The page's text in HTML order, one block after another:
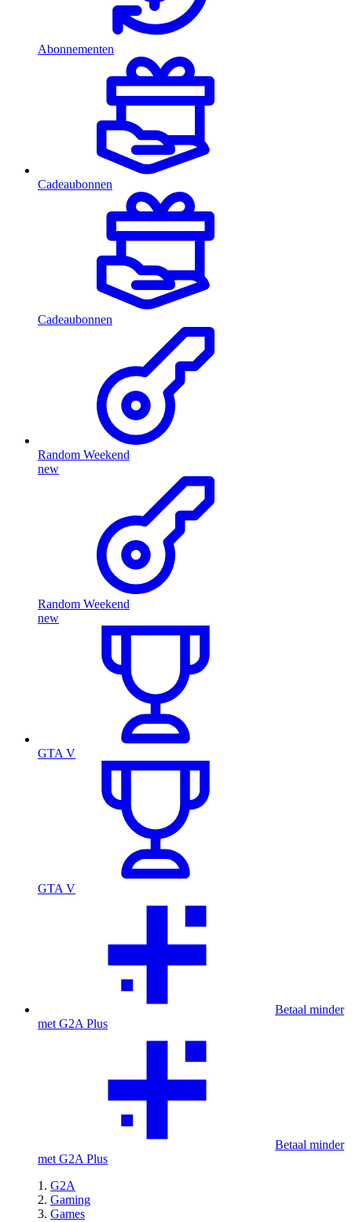
Abonnementen
Cadeaubonnen
Cadeaubonnen
Random Weekend
new
Random Weekend
new
GTA V
GTA V
Betaal minder
met G2A Plus
Betaal minder
met G2A Plus
G2A
Gaming
Games